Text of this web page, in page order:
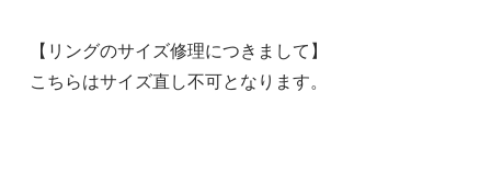
【リングのサイズ修理につきまして】
こちらはサイズ直し不可となります。